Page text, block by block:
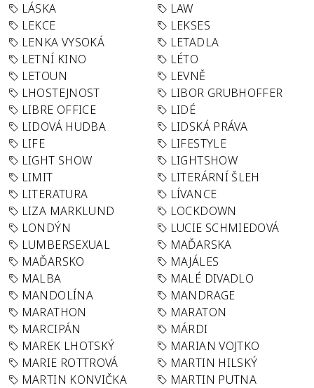
LÁSKA
LAW
LEKCE
LEKSES
LENKA VYSOKÁ
LETADLA
LETNÍ KINO
LÉTO
LETOUN
LEVNĚ
LHOSTEJNOST
LIBOR GRUBHOFFER
LIBRE OFFICE
LIDÉ
LIDOVÁ HUDBA
LIDSKÁ PRÁVA
LIFE
LIFESTYLE
LIGHT SHOW
LIGHTSHOW
LIMIT
LITERÁRNÍ ŠLEH
LITERATURA
LÍVANCE
LIZA MARKLUND
LOCKDOWN
LONDÝN
LUCIE SCHMIEDOVÁ
LUMBERSEXUAL
MAĎARSKA
MAĎARSKO
MAJÁLES
MALBA
MALÉ DIVADLO
MANDOLÍNA
MANDRAGE
MARATHON
MARATON
MARCIPÁN
MÁRDI
MAREK LHOTSKÝ
MARIAN VOJTKO
MARIE ROTTROVÁ
MARTIN HILSKÝ
MARTIN KONVIČKA
MARTIN PUTNA